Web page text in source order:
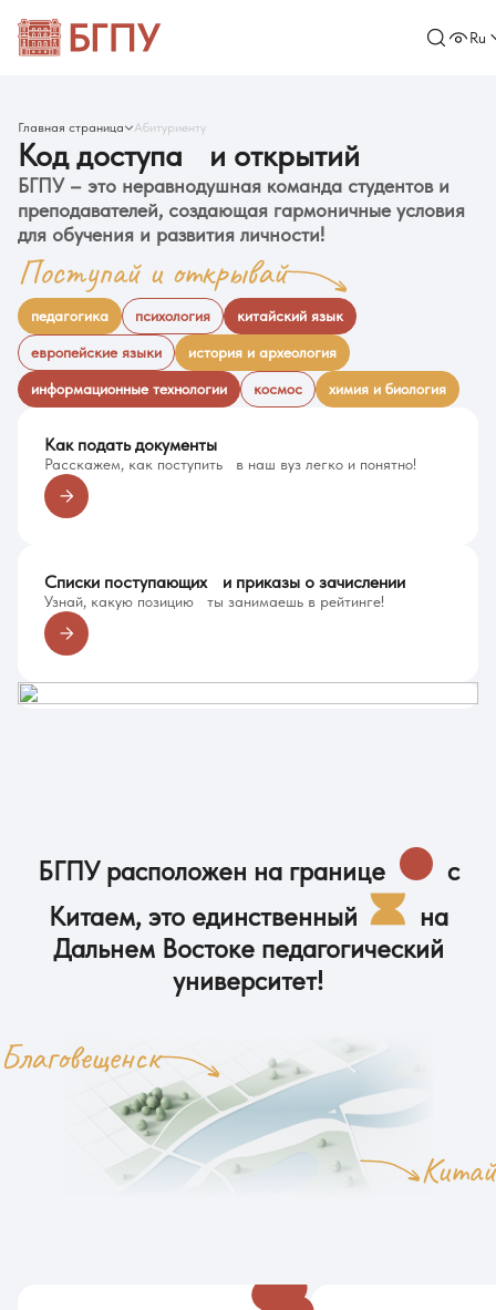
Ru
Главная страница Абитуриенту
Код доступа и открытий
БГПУ – это неравнодушная команда студентов и
преподавателей, создающая гармоничные условия
для обучения и развития личности!
Поступай и открывай
педагогика психология китайский язык
европейские языки история и археология
информационные технологии космос химия и биология
Как подать документы
Расскажем, как поступить в наш вуз легко и понятно!
Списки поступающих и приказы о зачислении
Узнай, какую позицию ты занимаешь в рейтинге!
БГПУ расположен на границе
с
Китаем, это единственный
на
Дальнем Востоке педагогический
университет!
Благовещенск
Китай